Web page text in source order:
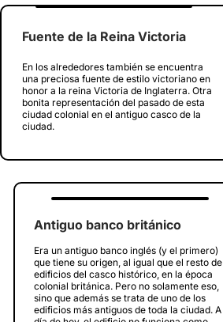
Fuente de la Reina Victoria
En los alrededores también se encuentra
una preciosa fuente de estilo victoriano en
honor a la reina Victoria de Inglaterra. Otra
bonita representación del pasado de esta
ciudad colonial en el antiguo casco de la
ciudad.
Antiguo banco británico
Era un antiguo banco inglés (y el primero)
que tiene su origen, al igual que el resto de
edificios del casco histórico, en la época
colonial británica. Pero no solamente eso,
sino que además se trata de uno de los
edificios más antiguos de toda la ciudad. A